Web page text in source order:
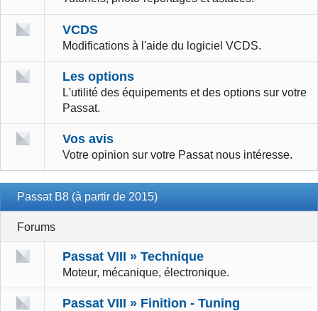
VCDS
Modifications à l'aide du logiciel VCDS.
Les options
L'utilité des équipements et des options sur votre
Passat.
Vos avis
Votre opinion sur votre Passat nous intéresse.
Passat B8 (à partir de 2015)
Forums
Passat VIII » Technique
Moteur, mécanique, électronique.
Passat VIII » Finition - Tuning